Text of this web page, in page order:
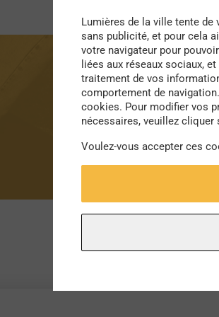
Lumières de la ville tente
sans publicité, et pour cela
votre navigateur pour
liées aux réseaux sociaux,
traitement de vos
comportement de
cookies. Pour modifier vos
nécessaires, veuillez cliquer
Voulez-vous accepter ces